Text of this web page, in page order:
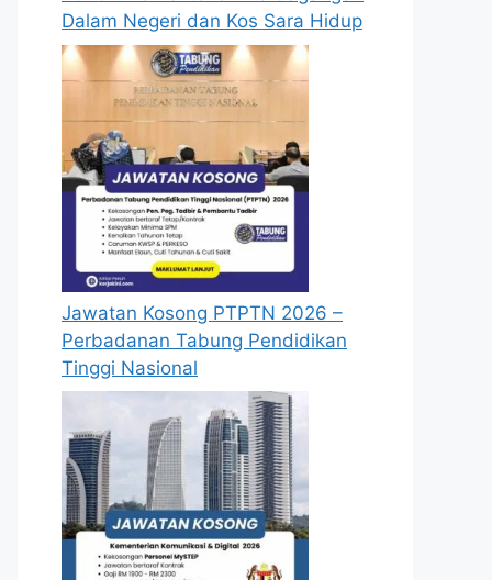
Dalam Negeri dan Kos Sara Hidup
Jawatan Kosong PTPTN 2026 –
Perbadanan Tabung Pendidikan
Tinggi Nasional